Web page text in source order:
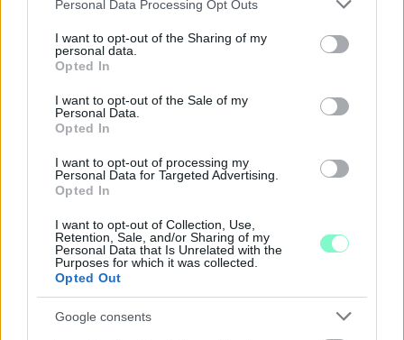
not limited to your visit or usage behaviour. You may click to
grant or deny consent to Google and its third-party tags to
use your data for below specified purposes in below Google
consent section.
Personal Data Processing Opt Outs
I want to opt-out of the Sharing of my
personal data.
Opted In
I want to opt-out of the Sale of my
Personal Data.
Opted In
I want to opt-out of processing my
Personal Data for Targeted Advertising.
Opted In
I want to opt-out of Collection, Use,
Retention, Sale, and/or Sharing of my
Personal Data that Is Unrelated with the
Purposes for which it was collected.
Opted Out
Google consents
PROGRAMOKKAL ÜNNEPLIK A FELÚJÍTÁST
Ügyességi versenyek, KRESZ-kvíz, ingyenes kerékpár- és e-
rollerjelölés is várja a családokat augusztus 8-án.
Szólj hozzá!